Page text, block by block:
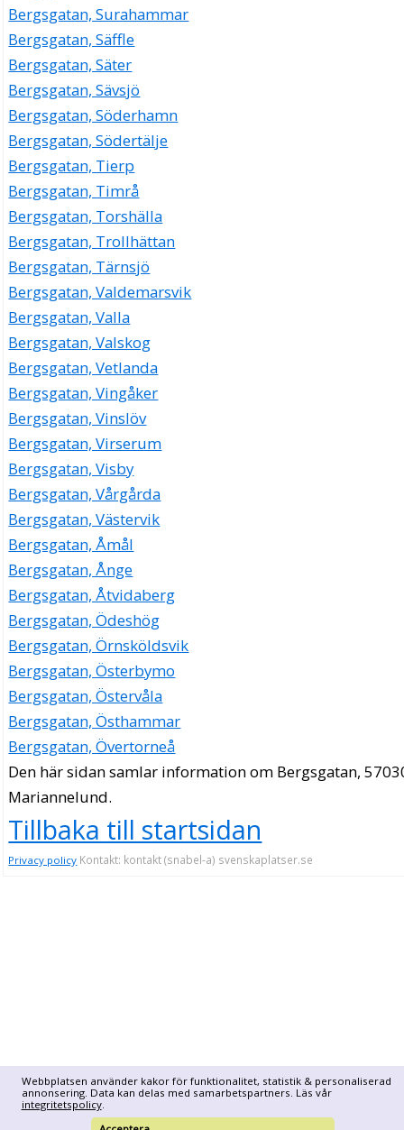
Webbplatsen använder kakor för funktionalitet, statistik & personaliserad
annonsering. Data kan delas med samarbetspartners. Läs vår
integritetspolicy.
Bergsgatan, Surahammar
Bergsgatan, Säffle
Bergsgatan, Säter
Bergsgatan, Sävsjö
Bergsgatan, Söderhamn
Bergsgatan, Södertälje
Bergsgatan, Tierp
Bergsgatan, Timrå
Bergsgatan, Torshälla
Bergsgatan, Trollhättan
Bergsgatan, Tärnsjö
Bergsgatan, Valdemarsvik
Bergsgatan, Valla
Bergsgatan, Valskog
Bergsgatan, Vetlanda
Bergsgatan, Vingåker
Bergsgatan, Vinslöv
Bergsgatan, Virserum
Bergsgatan, Visby
Bergsgatan, Vårgårda
Bergsgatan, Västervik
Bergsgatan, Åmål
Bergsgatan, Ånge
Bergsgatan, Åtvidaberg
Bergsgatan, Ödeshög
Bergsgatan, Örnsköldsvik
Bergsgatan, Österbymo
Bergsgatan, Östervåla
Bergsgatan, Östhammar
Bergsgatan, Övertorneå
Den här sidan samlar information om Bergsgatan,
Mariannelund.
Tillbaka till startsidan
Privacy policy Kontakt: kontakt (snabel-a) svenskaplatser.se